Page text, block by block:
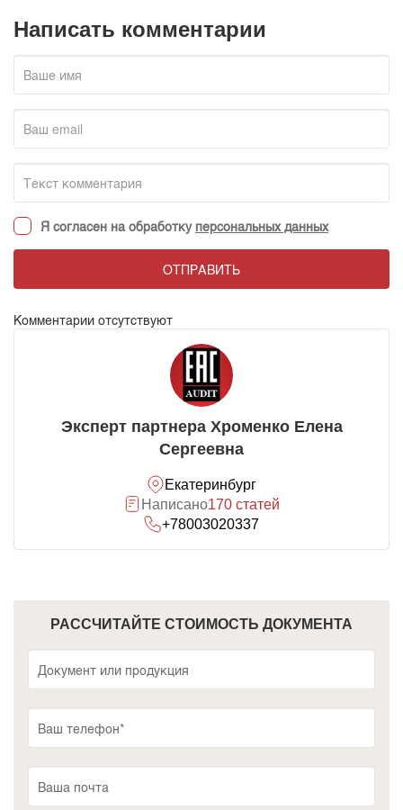
Написать комментарии
Я согласен на обработку персональных данных
ОТПРАВИТЬ
Комментарии отсутствуют
Эксперт партнера Хроменко Елена
Сергеевна
Екатеринбург
Написано170 статей
+78003020337
РАССЧИТАЙТЕ СТОИМОСТЬ ДОКУМЕНТА